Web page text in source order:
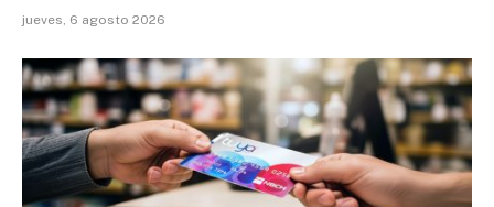
jueves, 6 agosto 2026